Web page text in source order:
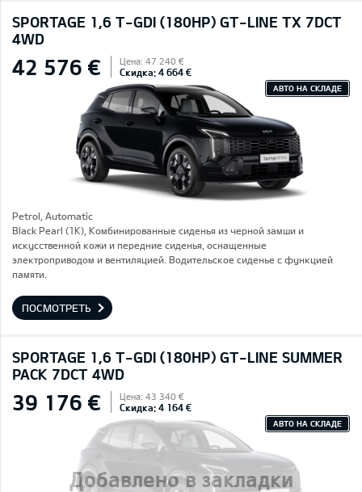
SPORTAGE 1,6 T-GDI (180HP) GT-LINE TX 7DCT
4WD
42 576 € Цена: 47 240 €
Скидка: 4 664 €
АВТО НА СКЛАДЕ
Petrol, Automatic
Black Pearl (1K), Комбинированные сиденья из черной замши и
искусственной кожи и передние сиденья, оснащенные
электроприводом и вентиляцией. Водительское сиденье с функцией
памяти.
ПОСМОТРЕТЬ
SPORTAGE 1,6 T-GDI (180HP) GT-LINE SUMMER
PACK 7DCT 4WD
Добавлено в закладки
39 176 € Цена: 43 340 €
Скидка: 4 164 €
АВТО НА СКЛАДЕ